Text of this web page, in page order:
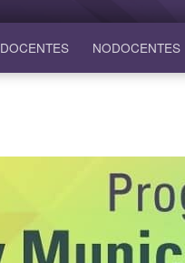
DOCENTES NODOCENTES